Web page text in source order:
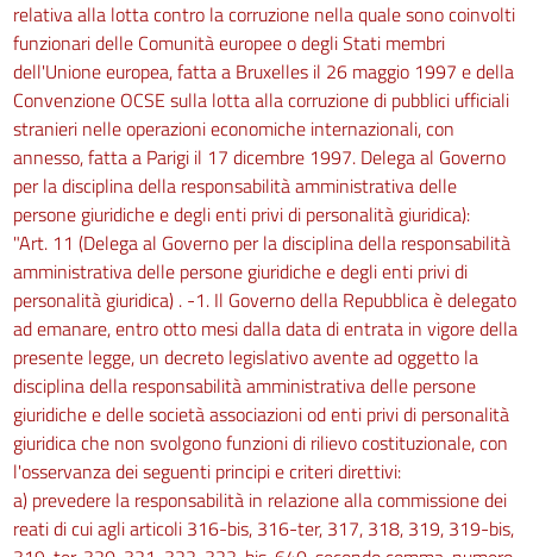
57
58
59
60
61
SEZIONE VI
Procedimenti speciali
62
63
64
SEZIONE VII
Giudizio
65
66
67
68
relativa alla lotta contro la corruzione nella quale sono coinvolti
funzionari delle Comunità europee o degli Stati membri
dell'Unione europea, fatta a Bruxelles il 26 maggio 1997 e della
Convenzione OCSE sulla lotta alla corruzione di pubblici ufficiali
stranieri nelle operazioni economiche internazionali, con
annesso, fatta a Parigi il 17 dicembre 1997. Delega al Governo
per la disciplina della responsabilità amministrativa delle
persone giuridiche e degli enti privi di personalità giuridica):
"Art. 11 (Delega al Governo per la disciplina della responsabilità
amministrativa delle persone giuridiche e degli enti privi di
personalità giuridica) . -1. Il Governo della Repubblica è delegato
ad emanare, entro otto mesi dalla data di entrata in vigore della
presente legge, un decreto legislativo avente ad oggetto la
disciplina della responsabilità amministrativa delle persone
giuridiche e delle società associazioni od enti privi di personalità
giuridica che non svolgono funzioni di rilievo costituzionale, con
l'osservanza dei seguenti principi e criteri direttivi:
a) prevedere la responsabilità in relazione alla commissione dei
reati di cui agli articoli 316-bis, 316-ter, 317, 318, 319, 319-bis,